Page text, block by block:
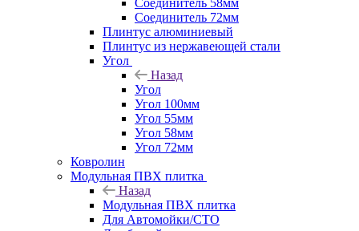
Соединитель 72мм
Плинтус алюминиевый
Плинтус из нержавеющей стали
Угол
Назад
Угол
Угол 100мм
Угол 55мм
Угол 58мм
Угол 72мм
Ковролин
Модульная ПВХ плитка
Назад
Модульная ПВХ плитка
Для Автомойки/СТО